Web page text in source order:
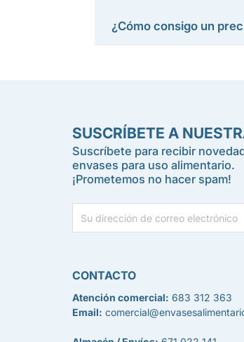
¿Cómo consigo un
SUSCRÍBETE A
Suscríbete para recibir
envases para uso alimentario.
¡Prometemos no hacer spam!
CONTACTO
Atención comercial: 683 312 363
Email: